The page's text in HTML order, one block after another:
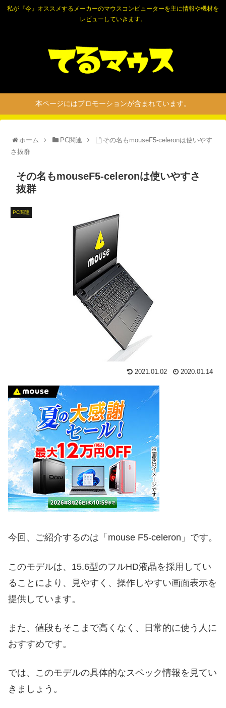
私が『今』オススメするメーカーのマウスコンピューターを主に情報や機材を
レビューしていきます。
本ページにはプロモーションが含まれています。
ホーム PC関連
その名もmouseF5-celeronは使いやす
さ抜群
その名もmouseF5-celeronは使いやすさ
抜群
PC関連
2021.01.02 2020.01.14
今回、ご紹介するのは「mouse F5-celeron」です。
このモデルは、15.6型のフルHD液晶を採用してい
ることにより、見やすく、操作しやすい画面表示を
提供しています。
また、値段もそこまで高くなく、日常的に使う人に
おすすめです。
では、このモデルの具体的なスペック情報を見てい
きましょう。